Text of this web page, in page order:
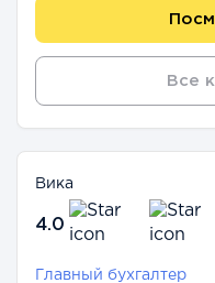
Все
Вика
4.0
Главный бухгалтер